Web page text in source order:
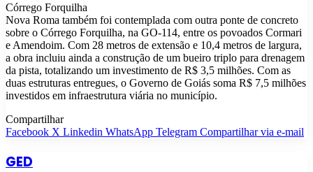
Córrego Forquilha
Nova Roma também foi contemplada com outra ponte de concreto
sobre o Córrego Forquilha, na GO-114, entre os povoados Cormari
e Amendoim. Com 28 metros de extensão e 10,4 metros de largura,
a obra incluiu ainda a construção de um bueiro triplo para drenagem
da pista, totalizando um investimento de R$ 3,5 milhões. Com as
duas estruturas entregues, o Governo de Goiás soma R$ 7,5 milhões
investidos em infraestrutura viária no município.
Compartilhar
Facebook X Linkedin WhatsApp Telegram Compartilhar via e-mail
GED